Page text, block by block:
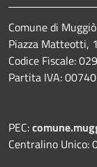
Comune di Muggiò
Piazza Matteotti,
Codice Fiscale:
Partita IVA:
PEC:
Centralino Unico: